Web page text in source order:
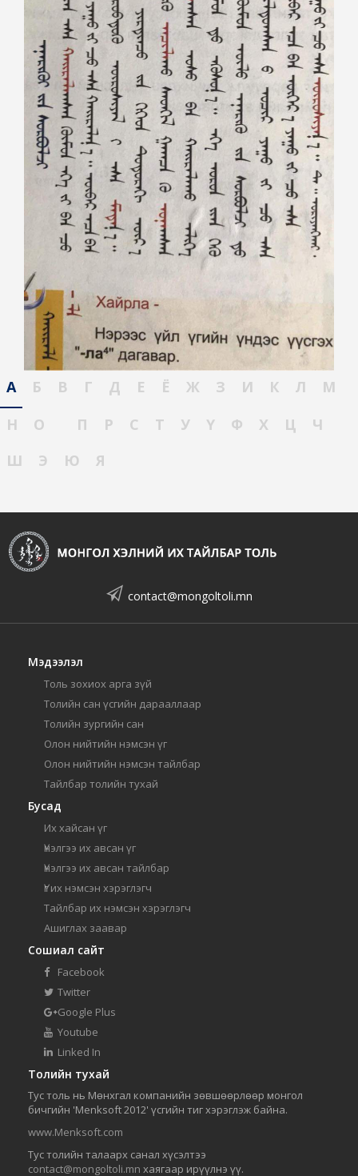
А Б В Г Д Е Ё Ж З И К Л
М
Н
О П Р С Т У Ү Ф Х Ц
Ч
Ш
Э Ю Я
contact@mongoltoli.mn
Мэдээлэл
Толь зохиох арга зүй
Толийн сан үсгийн дарааллаар
Толийн зургийн сан
Олон нийтийн нэмсэн үг
Олон нийтийн нэмсэн тайлбар
Тайлбар толийн тухай
Бусад
Их хайсан үг
Үнэлгээ их авсан үг
Үнэлгээ их авсан тайлбар
Үг их нэмсэн хэрэглэгч
Тайлбар их нэмсэн хэрэглэгч
Ашиглах заавар
Сошиал сайт
Facebook
Twitter
Google Plus
Youtube
Linked In
Толийн тухай
Тус толь нь Мөнхгал компанийн зөвшөөрлөөр монгол
бичгийн 'Menksoft 2012' үсгийн тиг хэрэглэж байна.
www.Menksoft.com
Тус толийн талаарх санал хүсэлтээ
contact@mongoltoli.mn хаягаар ирүүлнэ үү.